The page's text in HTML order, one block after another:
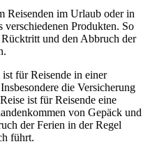
Reisenden im Urlaub oder in
Produkten. So
und den Abbruch der
für Reisende in einer
die Versicherung
ist für Reisende eine
von Gepäck und
der Ferien in der Regel
führt.